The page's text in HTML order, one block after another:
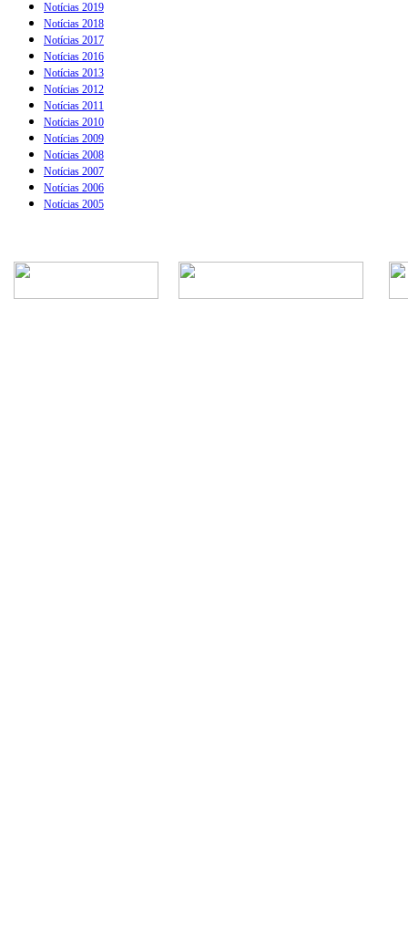
Notícias 2019
Notícias 2018
Notícias 2017
Notícias 2016
Notícias 2013
Notícias 2012
Notícias 2011
Notícias 2010
Notícias 2009
Notícias 2008
Notícias 2007
Notícias 2006
Notícias 2005